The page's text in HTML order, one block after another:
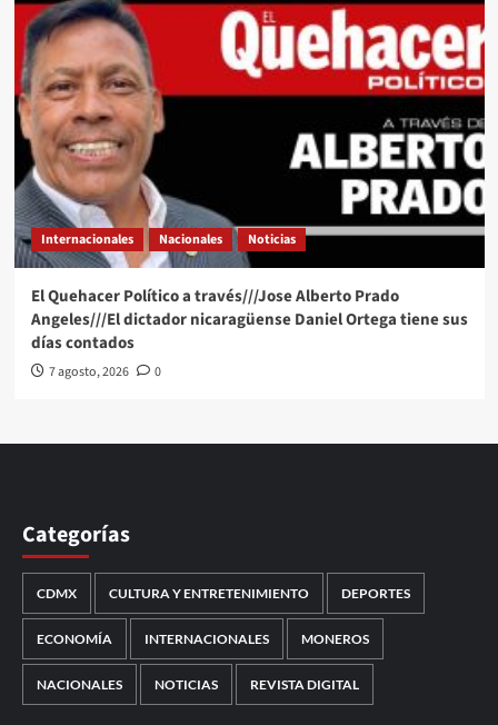
Internacionales Nacionales Noticias
El Quehacer Político a través///Jose Alberto Prado
Angeles///El dictador nicaragüense Daniel Ortega tiene sus
días contados
7 agosto, 2026 0
Categorías
CDMX CULTURA Y ENTRETENIMIENTO DEPORTES
ECONOMÍA INTERNACIONALES MONEROS
NACIONALES NOTICIAS REVISTA DIGITAL